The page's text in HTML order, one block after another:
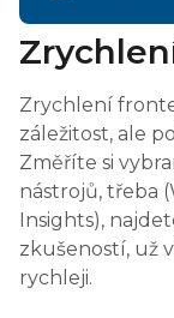
Zrychlení
záležitost, ale
Změříte si
nástrojů, třeba
Insights),
zkušeností, už
rychleji.